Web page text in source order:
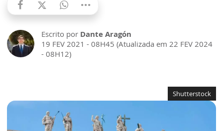
Escrito por Dante Aragón
19 FEV 2021 - 08H45 (Atualizada em 22 FEV 2024
- 08H12)
Shutterstock